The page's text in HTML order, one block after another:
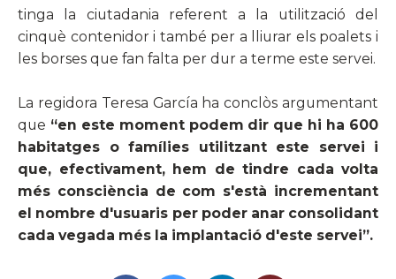
tinga la ciutadania referent a la utilització del
cinquè contenidor i també per a lliurar els poalets i
les borses que fan falta per dur a terme este servei.
La regidora Teresa García ha conclòs argumentant
que “en este moment podem dir que hi ha 600
habitatges o famílies utilitzant este servei i
que, efectivament, hem de tindre cada volta
més consciència de com s'està incrementant
el nombre d'usuaris per poder anar consolidant
cada vegada més la implantació d'este servei”.